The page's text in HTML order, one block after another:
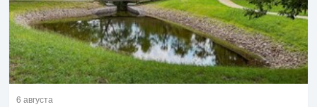
6 августа